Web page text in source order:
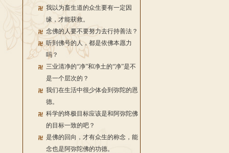
我以为畜生道的众生要有一定因
缘，才能获救。
念佛的人要不要努力去行持善法？
听到佛号的人，都是依佛本愿力
吗？
三业清净的“净”和净土的“净”是不
是一个层次的？
我们在生活中很少体会到弥陀的恩
德。
科学的终极目标应该是和阿弥陀佛
的目标一致的吧？
是佛的回向，才有众生的称念，能
念也是阿弥陀佛的功德。